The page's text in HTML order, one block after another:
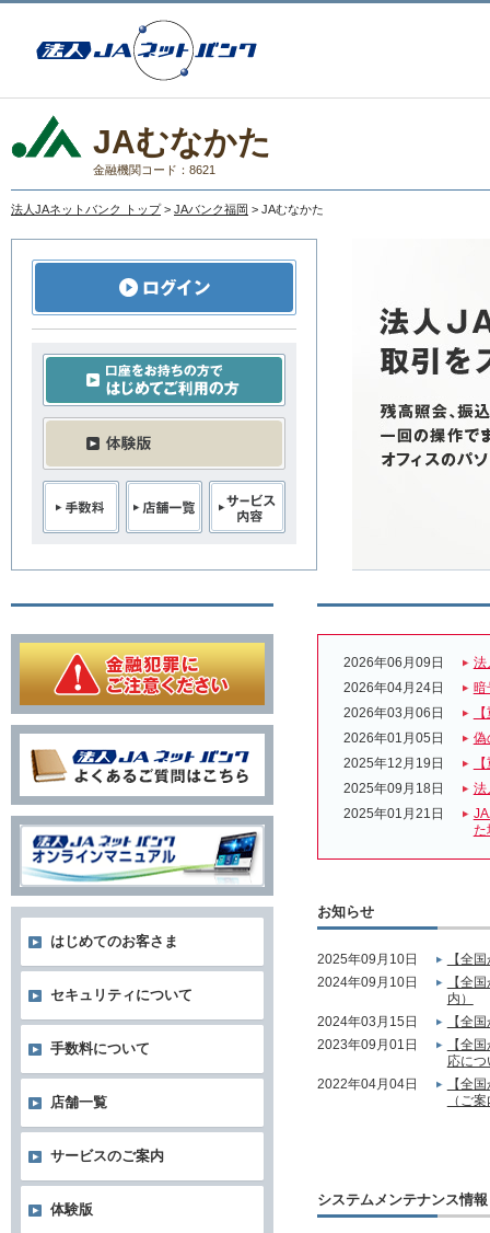
JAむなかた
金融機関コード：8621
法人JAネットバンク トップ > JAバンク福岡 > JAむなかた
2026年06月09日
法
2026年04月24日
暗
2026年03月06日
2026年01月05日
偽
2025年12月19日
2025年09月18日
法
2025年01月21日
た
お知らせ
2025年09月10日
【全
2024年09月10日
【全
内）
2024年03月15日
【全
2023年09月01日
【全
応に
2022年04月04日
【全
（ご
システムメンテナンス情報
はじめてのお客さま
セキュリティについて
手数料について
店舗一覧
サービスのご案内
体験版